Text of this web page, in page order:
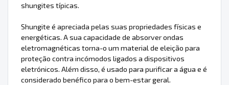
shungites típicas.
Shungite é apreciada pelas suas propriedades físicas e
energéticas. A sua capacidade de absorver ondas
eletromagnéticas torna-o um material de eleição para
proteção contra incómodos ligados a dispositivos
eletrónicos. Além disso, é usado para purificar a água e é
considerado benéfico para o bem-estar geral.